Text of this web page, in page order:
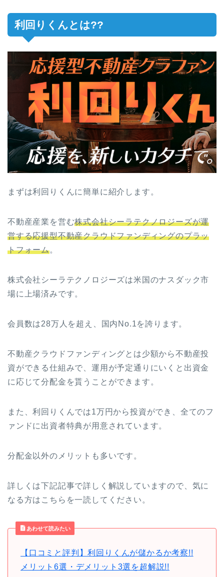
利回りくんとは??
まずは利回りくんに簡単に紹介します。
不動産産業を営む株式会社シーラテクノロジーズが運
営する応援型不動産クラウドファンディングのプラッ
トフォーム。
株式会社シーラテクノロジーズは米国のナスダック市
場に上場済みです。
会員数は28万人を超え、国内No.1を誇ります。
不動産クラウドファンディングとは少額から不動産投
資ができる仕組みで、運用が予定通りにいくと出資金
に応じて分配金を貰うことができます。
また、利回りくんでは1万円から投資ができ、全てのフ
ァンドに出資者特典が用意されています。
分配金以外のメリットも多いです。
詳しくは下記記事で詳しく解説していますので、気に
なる方はこちらを一読してください。
あわせて読みたい
【口コミと評判】利回りくんが儲かるか考察!!
メリット6選・デメリット3選を超解説!!